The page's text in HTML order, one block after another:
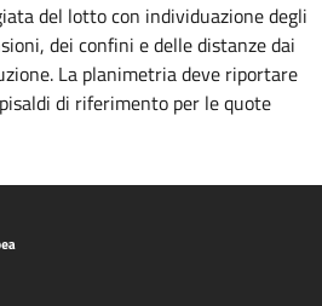
del lotto con individuazione degli
dei confini e delle distanze dai
La planimetria deve riportare
di riferimento per le quote